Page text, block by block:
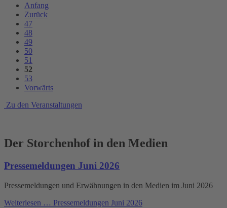
Anfang
Zurück
47
48
49
50
51
52
53
Vorwärts
Zu den Veranstaltungen
Der Storchenhof in den Medien
Pressemeldungen Juni 2026
Pressemeldungen und Erwähnungen in den Medien im Juni 2026
Weiterlesen … Pressemeldungen Juni 2026